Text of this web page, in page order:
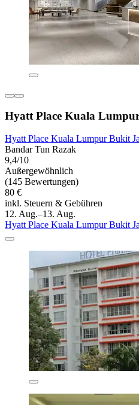
Hyatt Place Kuala
Hyatt Place Kuala Lumpur Bukit
Bandar Tun Razak
9,4/10
Außergewöhnlich
(145 Bewertungen)
80 €
inkl. Steuern & Gebühren
12. Aug.–13. Aug.
Hyatt Place Kuala Lumpur Bukit